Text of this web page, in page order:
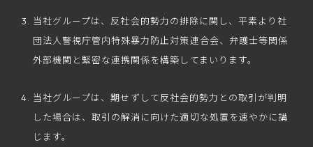
当社グループは、反社会的勢力の排除に関し、平素より社
団法人警視庁管内特殊暴力防止対策連合会、弁護士等関係
外部機関と緊密な連携関係を構築してまいります。
当社グループは、期せずして反社会的勢力との取引が判明
した場合は、取引の解消に向けた適切な処置を速やかに講
じます。